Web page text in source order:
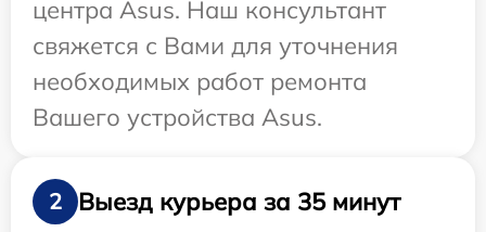
центра Asus. Наш консультант
свяжется с Вами для уточнения
необходимых работ ремонта
Вашего устройства Asus.
2
Выезд курьера за 35 минут